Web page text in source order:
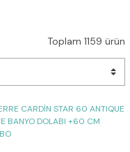
Toplam 1159 ürün